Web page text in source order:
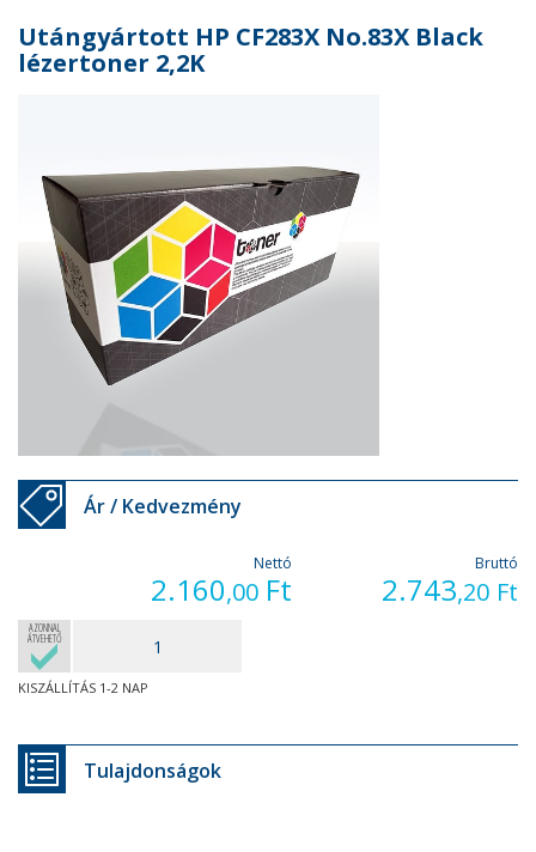
Utángyártott HP CF283X No.83X Black
lézertoner 2,2K
Ár / Kedvezmény
Nettó
2.160,00 Ft
Bruttó
2.743,20 Ft
AZONNAL
ÁTVEHETŐ
KISZÁLLÍTÁS 1-2 NAP
Tulajdonságok